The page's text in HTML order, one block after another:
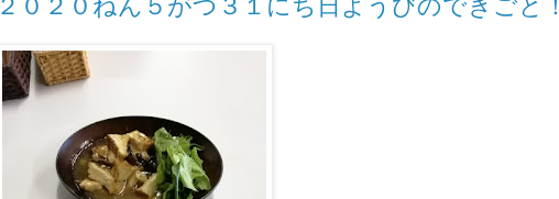
２０２０ねん５がつ３１にち日ようびのできごと！